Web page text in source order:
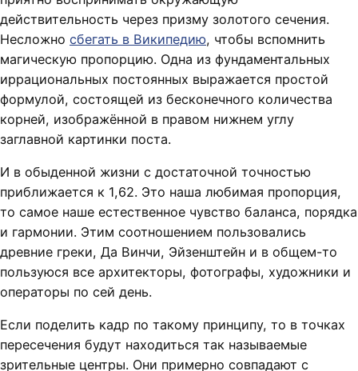
действительность через призму золотого сечения.
Несложно сбегать в Википедию, чтобы вспомнить
магическую пропорцию. Одна из фундаментальных
иррациональных постоянных выражается простой
формулой, состоящей из бесконечного количества
корней, изображённой в правом нижнем углу
заглавной картинки поста.
И в обыденной жизни с достаточной точностью
приближается к 1,62. Это наша любимая пропорция,
то самое наше естественное чувство баланса, порядка
и гармонии. Этим соотношением пользовались
древние греки, Да Винчи, Эйзенштейн и в общем-то
пользуюся все архитекторы, фотографы, художники и
операторы по сей день.
Если поделить кадр по такому принципу, то в точках
пересечения будут находиться так называемые
зрительные центры. Они примерно совпадают с